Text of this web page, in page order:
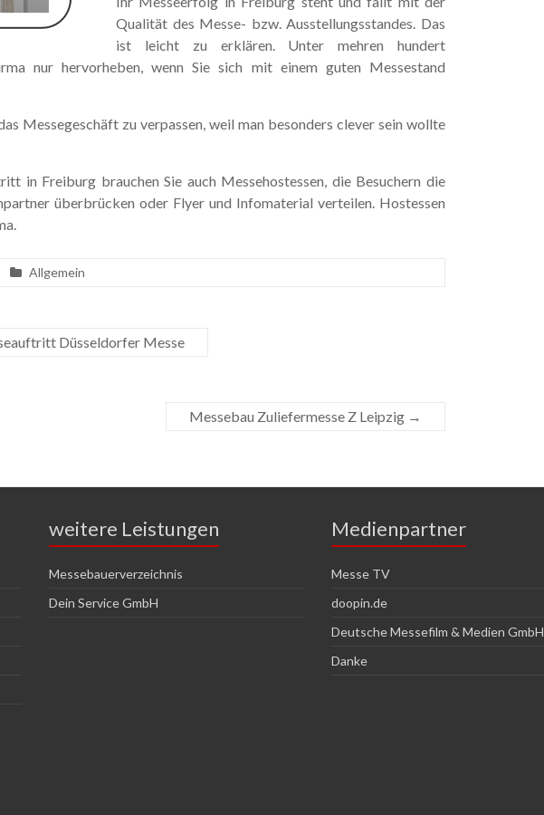
Qualität des Messe- bzw. Ausstellungsstandes. Das
ist leicht zu erklären. Unter mehren hundert
nur hervorheben, wenn Sie sich mit einem guten Messestand
Messegeschäft zu verpassen, weil man besonders clever sein wollte
in Freiburg brauchen Sie auch Messehostessen, die Besuchern die
überbrücken oder Flyer und Infomaterial verteilen. Hostessen
Allgemein
Düsseldorfer Messe
Messebau Zuliefermesse Z Leipzig →
weitere Leistungen
Messebauerverzeichnis
Dein Service GmbH
Medienpartner
Messe TV
doopin.de
Deutsche Messefilm & Medien GmbH
Danke